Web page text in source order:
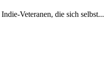
Veteranen, die sich selbst...